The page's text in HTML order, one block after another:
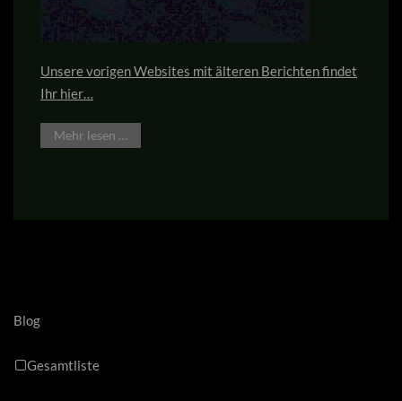
Unsere vorigen Websites mit älteren Berichten findet
Ihr hier…
Mehr lesen …
Blog
Gesamtliste